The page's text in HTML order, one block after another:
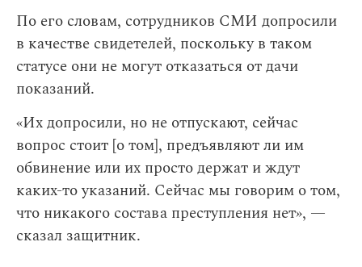
По его словам, сотрудников СМИ допросили
в качестве свидетелей, поскольку в таком
статусе они не могут отказаться от дачи
показаний.
«Их допросили, но не отпускают, сейчас
вопрос стоит [о том], предъявляют ли им
обвинение или их просто держат и ждут
каких-то указаний. Сейчас мы говорим о том,
что никакого состава преступления нет», —
сказал защитник.